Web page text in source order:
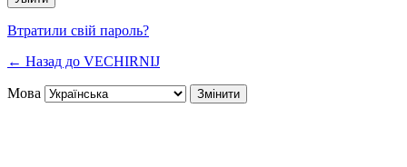
Втратили свій пароль?
← Назад до VECHIRNIJ
Мова